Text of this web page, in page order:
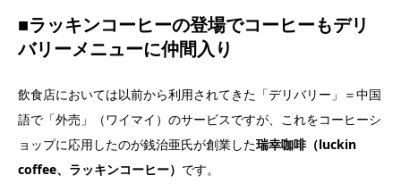
■ラッキンコーヒーの登場でコーヒーもデリ
バリーメニューに仲間入り
飲食店においては以前から利用されてきた「デリバリー」＝中国
語で「外売」（ワイマイ）のサービスですが、これをコーヒーシ
ョップに応用したのが銭治亜氏が創業した瑞幸咖啡（luckin
coffee、ラッキンコーヒー） です。